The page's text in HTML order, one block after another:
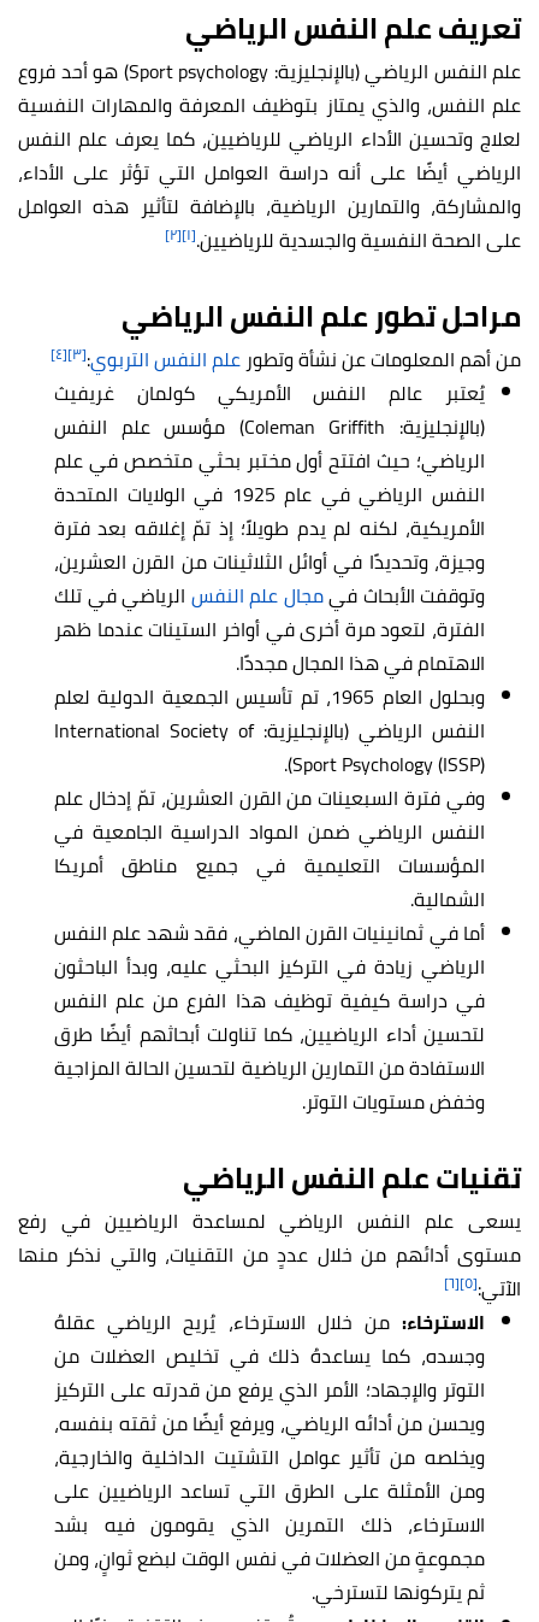
تعريف علم النفس الرياضي
علم النفس الرياضي (بالإنجليزية: Sport psychology) هو أحد فروع
علم النفس، والذي يمتاز بتوظيف المعرفة والمهارات النفسية
لعلاج وتحسين الأداء الرياضي للرياضيين، كما يعرف علم النفس
الرياضي أيضًا على أنه دراسة العوامل التي تؤثر على الأداء،
والمشاركة، والتمارين الرياضية، بالإضافة لتأثير هذه العوامل
على الصحة النفسية والجسدية للرياضيين.[١] [٢]
مراحل تطور علم النفس الرياضي
من أهم المعلومات عن نشأة وتطور علم النفس التربوي:[٣] [٤]
يُعتبر عالم النفس الأمريكي كولمان غريفيث
(بالإنجليزية: Coleman Griffith) مؤسس علم النفس
الرياضي؛ حيث افتتح أول مختبر بحثي متخصص في علم
النفس الرياضي في عام 1925 في الولايات المتحدة
الأمريكية، لكنه لم يدم طويلاً؛ إذ تمّ إغلاقه بعد فترة
وجيزة، وتحديدًا في أوائل الثلاثينات من القرن العشرين،
وتوقفت الأبحاث فيمجال علم النفس الرياضي في تلك
الفترة، لتعود مرة أخرى في أواخر الستينات عندما ظهر
الاهتمام في هذا المجال مجددًا.
وبحلول العام 1965، تم تأسيس الجمعية الدولية لعلم
النفس الرياضي (بالإنجليزية: International Society of
Sport Psychology (ISSP)).
وفي فترة السبعينات من القرن العشرين، تمّ إدخال علم
النفس الرياضي ضمن المواد الدراسية الجامعية في
المؤسسات التعليمية في جميع مناطق أمريكا
الشمالية.
أما في ثمانينيات القرن الماضي، فقد شهد علم النفس
الرياضي زيادة في التركيز البحثي عليه، وبدأ الباحثون
في دراسة كيفية توظيف هذا الفرع من علم النفس
لتحسين أداء الرياضيين، كما تناولت أبحاثهم أيضًا طرق
الاستفادة من التمارين الرياضية لتحسين الحالة المزاجية
وخفض مستويات التوتر.
تقنيات علم النفس الرياضي
يسعى علم النفس الرياضي لمساعدة الرياضيين في رفع
مستوى أدائهم من خلال عددٍ من التقنيات، والتي نذكر منها
الآتي:[٥] [٦]
الاسترخاء: من خلال الاسترخاء، يُريح الرياضي عقلهُ
وجسده، كما يساعدهُ ذلك في تخليص العضلات من
التوتر والإجهاد؛ الأمر الذي يرفع من قدرته على التركيز
ويحسن من أدائه الرياضي، ويرفع أيضًا من ثقته بنفسه،
ويخلصه من تأثير عوامل التشتيت الداخلية والخارجية،
ومن الأمثلة على الطرق التي تساعد الرياضيين على
الاسترخاء، ذلك التمرين الذي يقومون فيه بشد
مجموعةٍ من العضلات في نفس الوقت لبضع ثوانٍ، ومن
ثم يتركونها لتسترخي.